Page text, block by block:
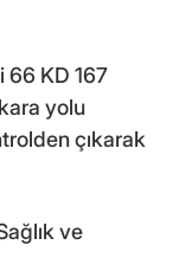
66 KD 167
yolu
çıkarak
ve